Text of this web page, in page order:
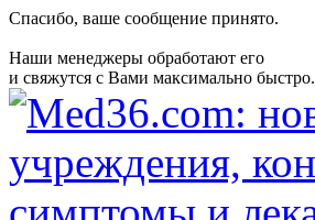
Спасибо, ваше сообщение принято.
Наши менеджеры обработают его
и свяжутся с Вами максимально быстро.